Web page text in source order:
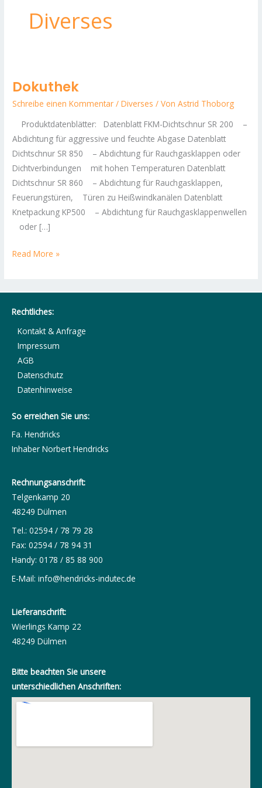
Diverses
Dokuthek
Schreibe einen Kommentar /Diverses / VonAstrid Thoborg
Produktdatenblätter: Datenblatt FKM-Dichtschnur SR 200 –
Abdichtung für aggressive und feuchte Abgase Datenblatt
Dichtschnur SR 850 – Abdichtung für Rauchgasklappen oder
Dichtverbindungen mit hohen Temperaturen Datenblatt
Dichtschnur SR 860 – Abdichtung für Rauchgasklappen,
Feuerungstüren, Türen zu Heißwindkanälen Datenblatt
Knetpackung KP500 – Abdichtung für Rauchgasklappenwellen
oder […]
Dokuthek
Read More »
Rechtliches:
Kontakt & Anfrage
Impressum
AGB
Datenschutz
Datenhinweise
So erreichen Sie uns:
Fa. Hendricks
Inhaber Norbert Hendricks
Rechnungsanschrift:
Telgenkamp 20
48249 Dülmen
Tel.: 02594 / 78 79 28
Fax: 02594 / 78 94 31
Handy: 0178 / 85 88 900
E-Mail: info@hendricks-indutec.de
Lieferanschrift:
Wierlings Kamp 22
48249 Dülmen
Bitte beachten Sie unsere
unterschiedlichen Anschriften: